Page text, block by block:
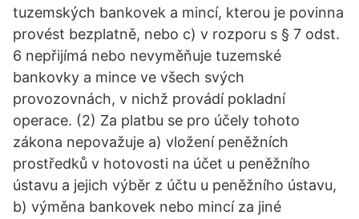
tuzemských bankovek a mincí, kterou je povinna
provést bezplatně, nebo c) v rozporu s § 7 odst.
6 nepřijímá nebo nevyměňuje tuzemské
bankovky a mince ve všech svých
provozovnách, v nichž provádí pokladní
operace. (2) Za platbu se pro účely tohoto
zákona nepovažuje a) vložení peněžních
prostředků v hotovosti na účet u peněžního
ústavu a jejich výběr z účtu u peněžního ústavu,
b) výměna bankovek nebo mincí za jiné